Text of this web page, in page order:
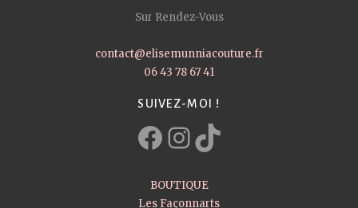
Sur Rendez-Vous
contact@elisemunniacouture.fr
06 43 78 67 41
SUIVEZ-MOI !
Facebook InstagramTikTok
BOUTIQUE
Les Façonnarts